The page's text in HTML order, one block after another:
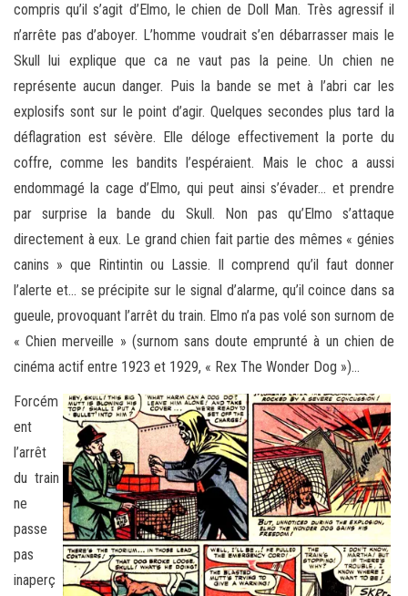
compris qu’il s’agit d’Elmo, le chien de Doll Man. Très agressif il
n’arrête pas d’aboyer. L’homme voudrait s’en débarrasser mais le
Skull lui explique que ca ne vaut pas la peine. Un chien ne
représente aucun danger. Puis la bande se met à l’abri car les
explosifs sont sur le point d’agir. Quelques secondes plus tard la
déflagration est sévère. Elle déloge effectivement la porte du
coffre, comme les bandits l’espéraient. Mais le choc a aussi
endommagé la cage d’Elmo, qui peut ainsi s’évader… et prendre
par surprise la bande du Skull. Non pas qu’Elmo s’attaque
directement à eux. Le grand chien fait partie des mêmes « génies
canins » que Rintintin ou Lassie. Il comprend qu’il faut donner
l’alerte et… se précipite sur le signal d’alarme, qu’il coince dans sa
gueule, provoquant l’arrêt du train. Elmo n’a pas volé son surnom de
« Chien merveille » (surnom sans doute emprunté à un chien de
cinéma actif entre 1923 et 1929, « Rex The Wonder Dog »)…
Forcém
ent
l’arrêt
du train
ne
passe
pas
inaperç